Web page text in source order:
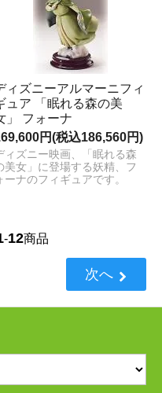
ィズニーアルマーニフィ
ュア 「眠れる森の美
」 フォーナ
円(税込186,560円)
ィズニー映画、「眠れる森
美女」に登場する妖精、フ
ーナのフィギュアです。
-12商品
次へ